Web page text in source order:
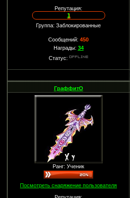
Репутация:
1
Группа: Заблокированные
Сообщений:450
Награды: 34
Статус:
ГраффитО
Ранг: Ученик
Посмотреть снаряжение пользователя